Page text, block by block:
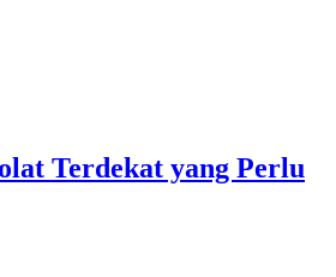
Terdekat yang Perlu